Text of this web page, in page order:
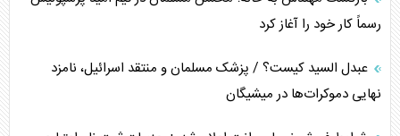
رسماً کار خود را آغاز کرد
عبدل السید کیست؟ / پزشک مسلمان و منتقد اسرائیل، نامزد
نهایی دموکرات‌ها در میشیگان